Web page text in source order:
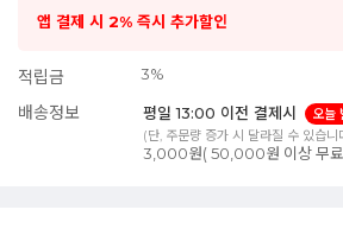
앱 결제 시 2% 즉시 추가할인
적립금 3%
배송정보 평일 13:00 이전 결제시
오늘
(단, 주문량 증가 시 달라질 수 있습니
3,000원( 50,000원 이상 무